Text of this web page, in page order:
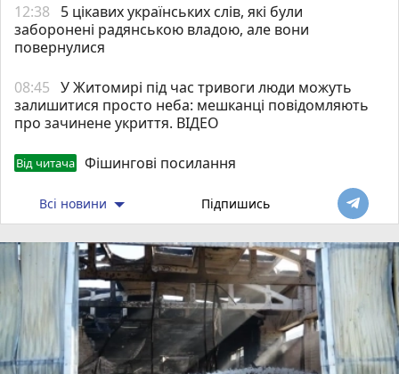
12:38
5 цікавих українських слів, які були
заборонені радянською владою, але вони
повернулися
08:45 У Житомирі під час тривоги люди можуть
залишитися просто неба: мешканці повідомляють
про зачинене укриття. ВІДЕО
Від читача Фішингові посилання
Всі новини Підпишись